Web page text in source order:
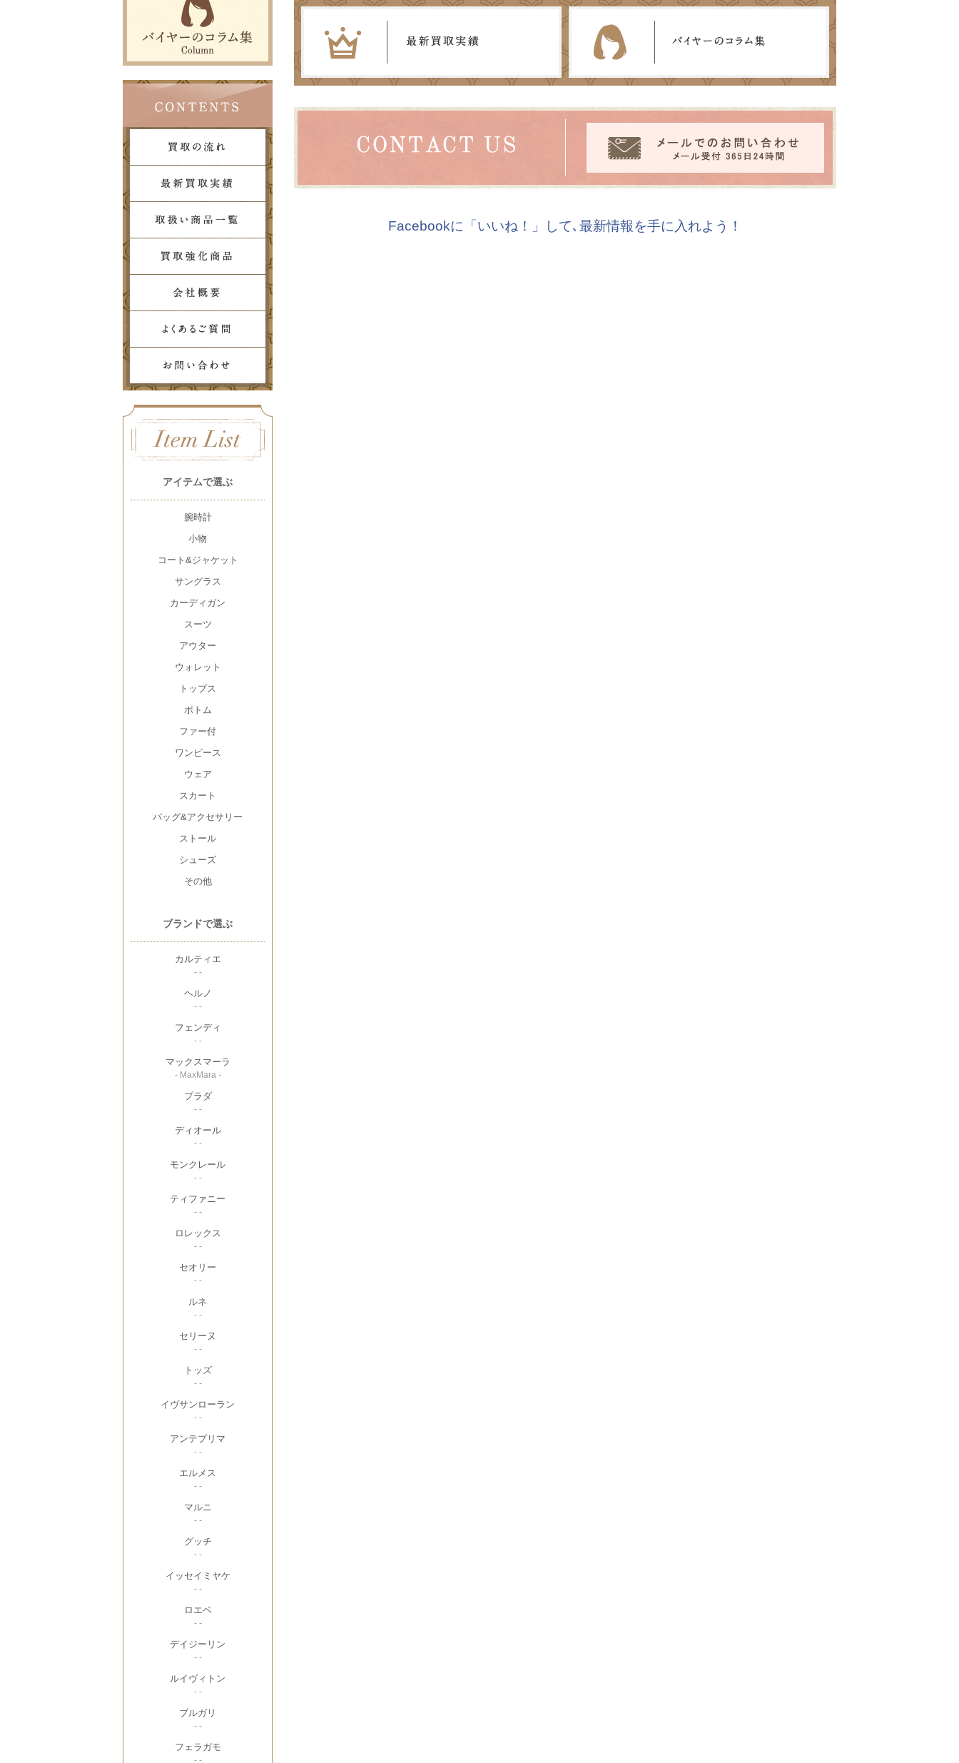
Facebookに「いいね！」して､最新情報を手に入れよう！
アイテムで選ぶ
腕時計
小物
コート&ジャケット
サングラス
カーディガン
スーツ
アウター
ウォレット
トップス
ボトム
ファー付
ワンピース
ウェア
スカート
バッグ&アクセサリー
ストール
シューズ
その他
ブランドで選ぶ
カルティエ
- -
ヘルノ
- -
フェンディ
- -
マックスマーラ
- MaxMara -
プラダ
- -
ディオール
- -
モンクレール
- -
ティファニー
- -
ロレックス
- -
セオリー
- -
ルネ
- -
セリーヌ
- -
トッズ
- -
イヴサンローラン
- -
アンテプリマ
- -
エルメス
- -
マルニ
- -
グッチ
- -
イッセイミヤケ
- -
ロエベ
- -
デイジーリン
- -
ルイヴィトン
- -
ブルガリ
- -
フェラガモ
- -